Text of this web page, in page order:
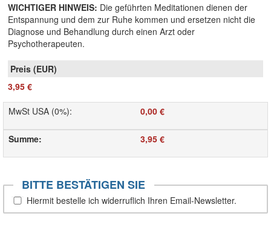
WICHTIGER HINWEIS: Die geführten Meditationen dienen der
Entspannung und dem zur Ruhe kommen und ersetzen nicht die
Diagnose und Behandlung durch einen Arzt oder
Psychotherapeuten.
3,95 €
MwSt USA (0%): 0,00 €
Summe: 3,95 €
BITTE BESTÄTIGEN SIE
Hiermit bestelle ich widerruflich Ihren Email-Newsletter.